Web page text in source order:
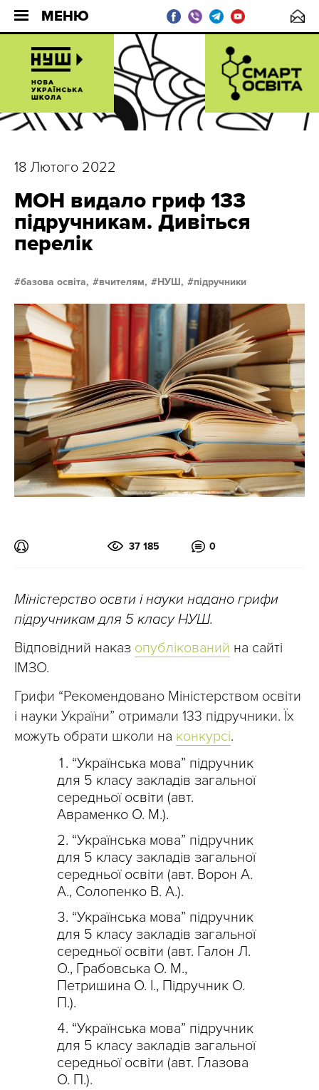
МЕНЮ
18 Лютого 2022
МОН видало гриф 133
підручникам. Дивіться
перелік
базова освіта, вчителям, НУШ, підручники
37 185 0
Міністерство освти і науки надано грифи
підручникам для 5 класу НУШ.
Відповідний наказ опублікований на сайті
ІМЗО.
Грифи “Рекомендовано Міністерством освіти
і науки України” отримали 133 підручники. Їх
можуть обрати школи на конкурсі.
“Українська мова” підручник
для 5 класу закладів загальної
середньої освіти (авт.
Авраменко О. М.).
“Українська мова” підручник
для 5 класу закладів загальної
середньої освіти (авт. Ворон А.
А., Солопенко В. А.).
“Українська мова” підручник
для 5 класу закладів загальної
середньої освіти (авт. Галон Л.
О., Грабовська О. М.,
Петришина О. І., Підручник О.
П.).
“Українська мова” підручник
для 5 класу закладів загальної
середньої освіти (авт. Глазова
О. П.).